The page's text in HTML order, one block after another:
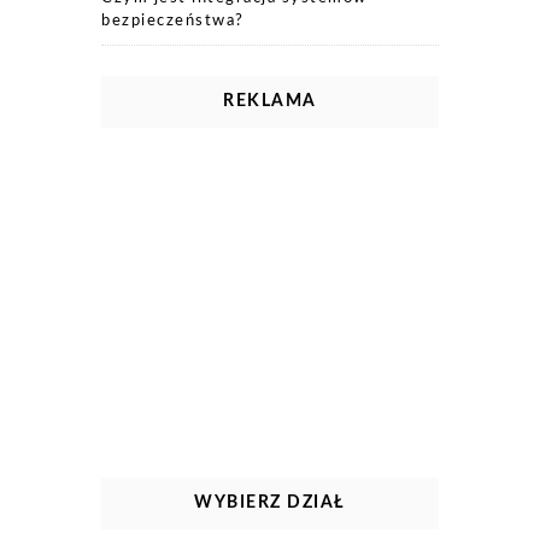
bezpieczeństwa?
REKLAMA
WYBIERZ DZIAŁ